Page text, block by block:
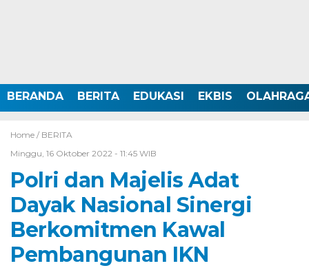
BERANDA BERITA EDUKASI EKBIS
Home / BERITA
Minggu, 16 Oktober 2022 - 11:45 WIB
Polri dan Majelis Adat
Dayak Nasional Sinergi
Berkomitmen Kawal
Pembangunan IKN